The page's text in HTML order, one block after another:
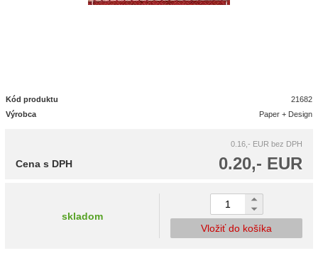
Kód produktu
21682
Výrobca
Paper + Design
0.16,- EUR bez DPH
0.20,- EUR
Cena s DPH
skladom
Vložiť do košíka